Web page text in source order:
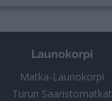
Launokorpi
Matka-Launokorpi
Turun Saaristomatkat